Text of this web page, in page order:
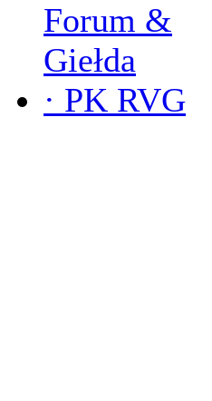
Forum &
Giełda
· PK RVG